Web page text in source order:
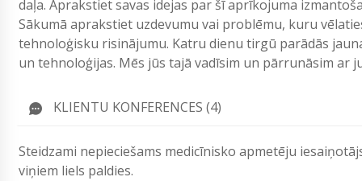
daļa. Aprakstiet savas idejas par šī aprīkojuma
Sākumā aprakstiet uzdevumu vai problēmu, kuru
tehnoloģisku risinājumu. Katru dienu tirgū parādās
un tehnoloģijas. Mēs jūs tajā vadīsim un pārrunāsim ar
KLIENTU KONFERENCES (4)
Steidzami nepieciešams medicīnisko apmetēju
viņiem liels paldies.